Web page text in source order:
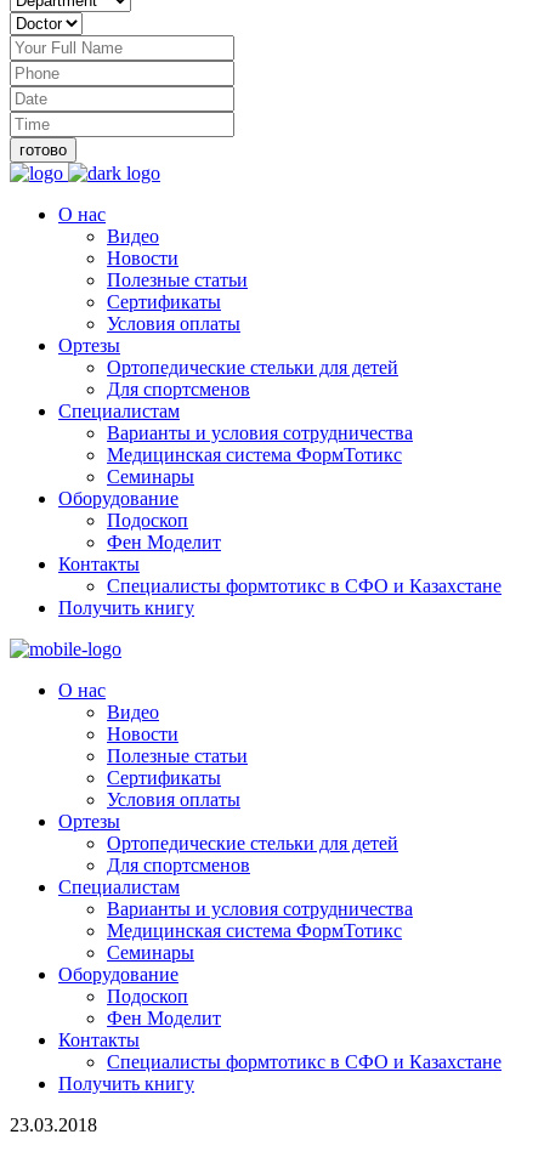
О нас
Видео
Новости
Полезные статьи
Сертификаты
Условия оплаты
Ортезы
Ортопедические стельки для детей
Для спортсменов
Специалистам
Варианты и условия сотрудничества
Медицинская система ФормТотикс
Семинары
Оборудование
Подоскоп
Фен Моделит
Контакты
Специалисты формтотикс в СФО и Казахстане
Получить книгу
О нас
Видео
Новости
Полезные статьи
Сертификаты
Условия оплаты
Ортезы
Ортопедические стельки для детей
Для спортсменов
Специалистам
Варианты и условия сотрудничества
Медицинская система ФормТотикс
Семинары
Оборудование
Подоскоп
Фен Моделит
Контакты
Специалисты формтотикс в СФО и Казахстане
Получить книгу
23.03.2018